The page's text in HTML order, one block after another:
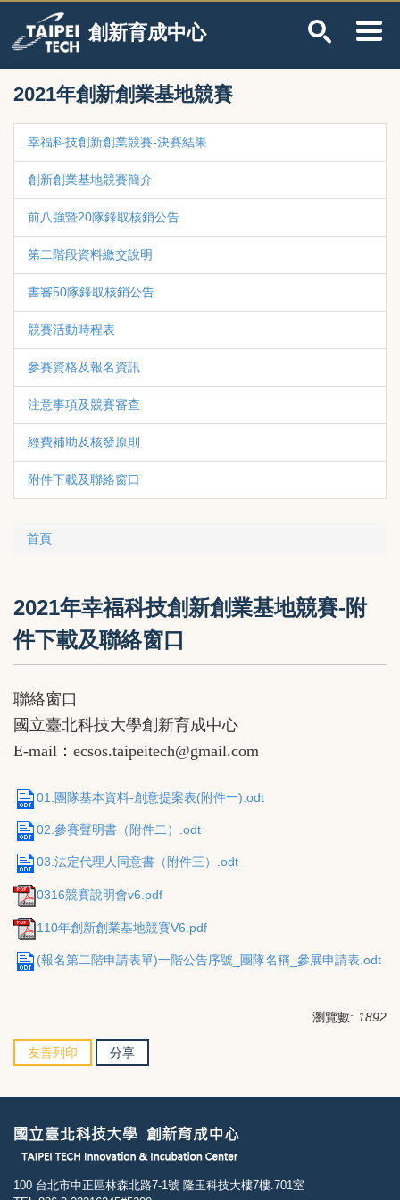
主
要
內
區
創新育成中心
2021年創新創業基地競賽
幸福科技創新創業競賽-決賽結果
創新創業基地競賽簡介
前八強暨20隊錄取核銷公告
第二階段資料繳交說明
書審50隊錄取核銷公告
競賽活動時程表
參賽資格及報名資訊
注意事項及競賽審查
經費補助及核發原則
附件下載及聯絡窗口
首頁
2021年幸福科技創新創業基地競賽-附
件下載及聯絡窗口
聯絡窗口
國立臺北科技大學創新育成中心
E-mail：ecsos.taipeitech@gmail.com
01.團隊基本資料-創意提案表(附件一).odt
02.參賽聲明書（附件二）.odt
03.法定代理人同意書（附件三）.odt
0316競賽說明會v6.pdf
110年創新創業基地競賽V6.pdf
(報名第二階申請表單)一階公告序號_團隊名稱_參展申請表.odt
瀏覽數: 1892
友善列印 分享
100 台北市中正區林森北路7-1號 隆玉科技大樓7樓.701室